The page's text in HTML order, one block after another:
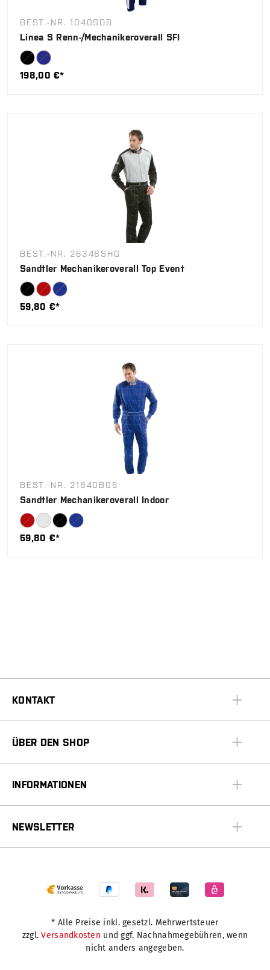
BEST.-NR. 1040SDB
Linea S Renn-/Mechanikeroverall SFI
198,00 €*
BEST.-NR. 26348SHG
Sandtler Mechanikeroverall Top Event
59,80 €*
BEST.-NR. 21840B05
Sandtler Mechanikeroverall Indoor
59,80 €*
KONTAKT
ÜBER DEN SHOP
INFORMATIONEN
NEWSLETTER
* Alle Preise inkl. gesetzl. Mehrwertsteuer
zzgl.Versandkosten und ggf. Nachnahmegebühren, wenn
nicht anders angegeben.